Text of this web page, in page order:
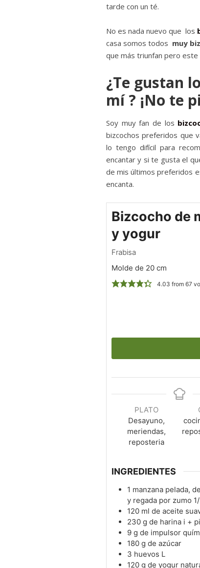
tarde con un té.
No es nada nuevo que los
casa somos todos muy
que más triunfan pero este
¿Te gustan
mí ? ¡No te
Soy muy fan de los
bizcochos preferidos que
lo tengo difícil para
encantar y si te gusta el
de mis últimos preferidos
encanta.
Bizcocho de
y yogur
Frabisa
Molde de 20 cm
4.03 from 67
PLATO
Desayuno,
meriendas,
reposteria
INGREDIENTES
1 manzana pelada,
y regada por zumo
120 ml de aceite
230 g de harina i +
9 g de impulsor
180 g de azúcar
3 huevos L
120 g de yogur